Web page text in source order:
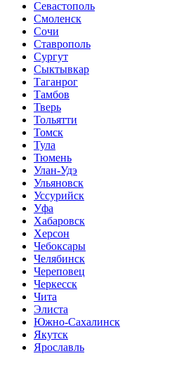
Севастополь
Смоленск
Сочи
Ставрополь
Сургут
Сыктывкар
Таганрог
Тамбов
Тверь
Тольятти
Томск
Тула
Тюмень
Улан-Удэ
Ульяновск
Уссурийск
Уфа
Хабаровск
Херсон
Чебоксары
Челябинск
Череповец
Черкесск
Чита
Элиста
Южно-Сахалинск
Якутск
Ярославль